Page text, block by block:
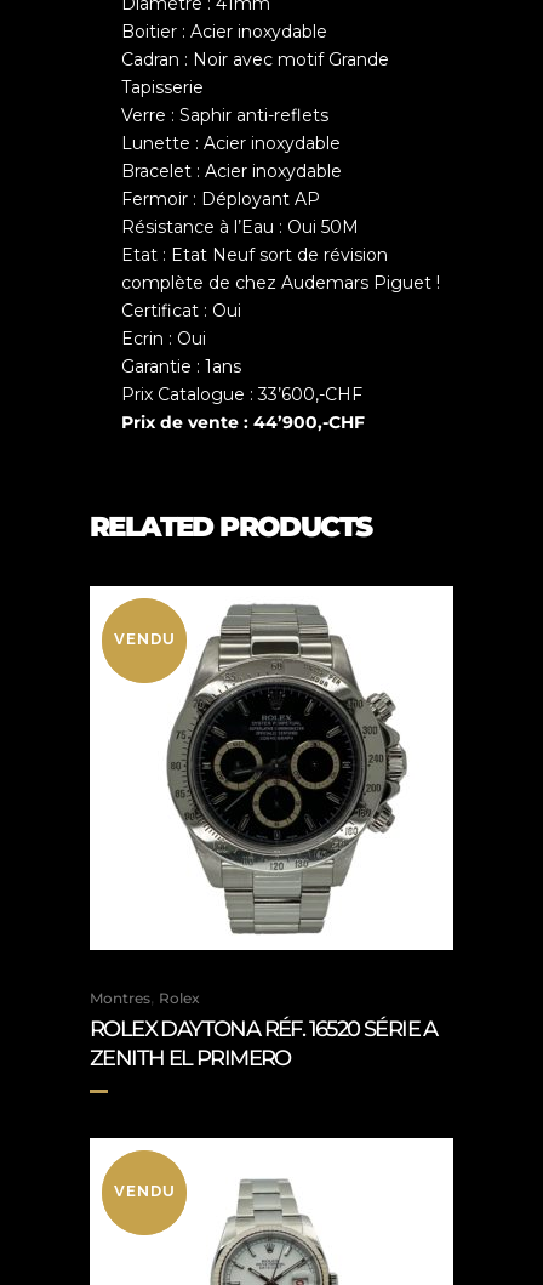
Boitier : Acier inoxydable
Cadran : Noir avec motif Grande
Tapisserie
Verre : Saphir anti-reflets
Lunette : Acier inoxydable
Bracelet : Acier inoxydable
Fermoir : Déployant AP
Résistance à l’Eau : Oui 50M
Etat : Etat Neuf sort de révision
complète de chez Audemars Piguet !
Certificat : Oui
Ecrin : Oui
Garantie : 1ans
Prix Catalogue : 33’600,-CHF
Prix de vente : 44’900,-CHF
RELATED PRODUCTS
VENDU
Montres, Rolex
ROLEX DAYTONA RÉF. 16520 SÉRIE A
ZENITH EL PRIMERO
VENDU
VENDU
VENDU